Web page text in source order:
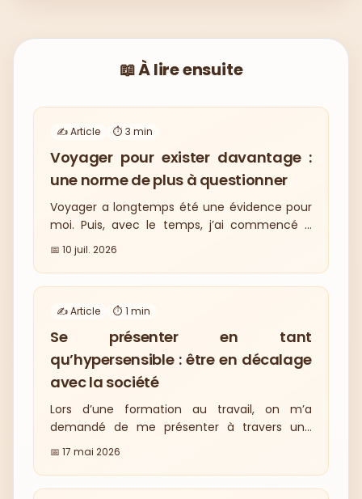
📖 À lire ensuite
✍️ Article ⏱️ 3 min
Voyager pour exister davantage :
une norme de plus à questionner
Voyager a longtemps été une évidence pour
moi. Puis, avec le temps, j’ai commencé à
questionner cette habitude. Dans cet article,
je reviens sur mon rapport au voyage, sur
cette norme sociétale qui nous pousse à
J’explore aussi ce que cette injonction peut
provoquer quand on est hypersensible :
fatigue, surcharge, et parfois une perte de
sens.
📅 10 juil. 2026
✍️ Article ⏱️ 1 min
Se présenter en tant
qu’hypersensible : être en décalage
avec la société
Lors d’une formation au travail, on m’a
demandé de me présenter à travers une
image. Sans l’avoir prévu, cette carte a mis
décalage avec la société. Dans cet article, je
📅 17 mai 2026